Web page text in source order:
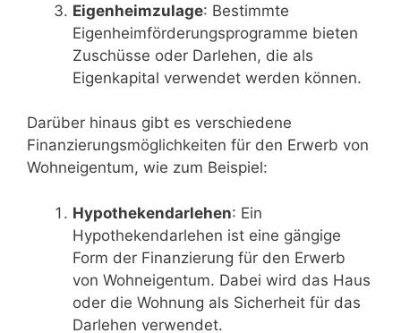
Eigenheimzulage: Bestimmte
Eigenheimförderungsprogramme bieten
Zuschüsse oder Darlehen, die als
Eigenkapital verwendet werden können.
Darüber hinaus gibt es verschiedene
Finanzierungsmöglichkeiten für den Erwerb von
Wohneigentum, wie zum Beispiel:
Hypothekendarlehen: Ein
Hypothekendarlehen ist eine gängige
Form der Finanzierung für den Erwerb
von Wohneigentum. Dabei wird das Haus
oder die Wohnung als Sicherheit für das
Darlehen verwendet.